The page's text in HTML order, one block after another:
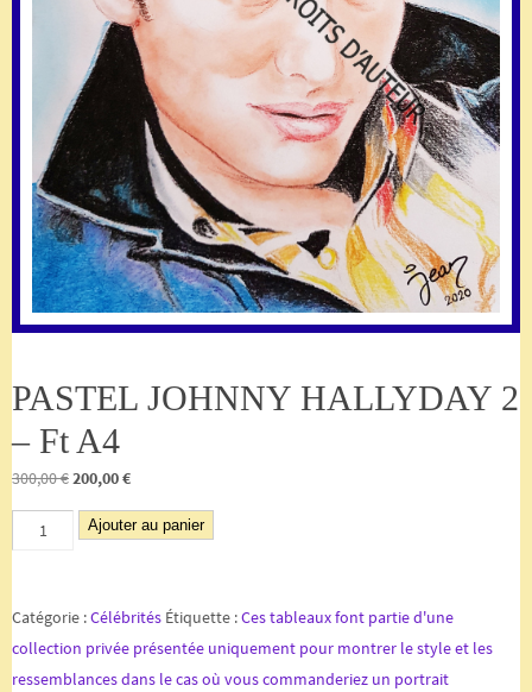
PASTEL JOHNNY HALLYDAY 2
– Ft A4
300,00€Le
prix
initial
200,00€Le
prix
actuel
quantité
de
JOHNNY
HALLYDAY
2
Ajouter au panier
Catégorie :Célébrités Étiquette :Ces tableaux font partie d'une
collection privée présentée uniquement pour montrer le style et les
ressemblances dans le cas où vous commanderiez un portrait